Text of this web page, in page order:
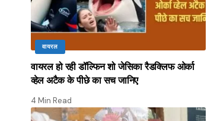
वायरल
वायरल हो रही डॉल्फिन शो जेसिका रैडक्लिफ ओर्का
व्हेल अटैक के पीछे का सच जानिए
4 Min Read